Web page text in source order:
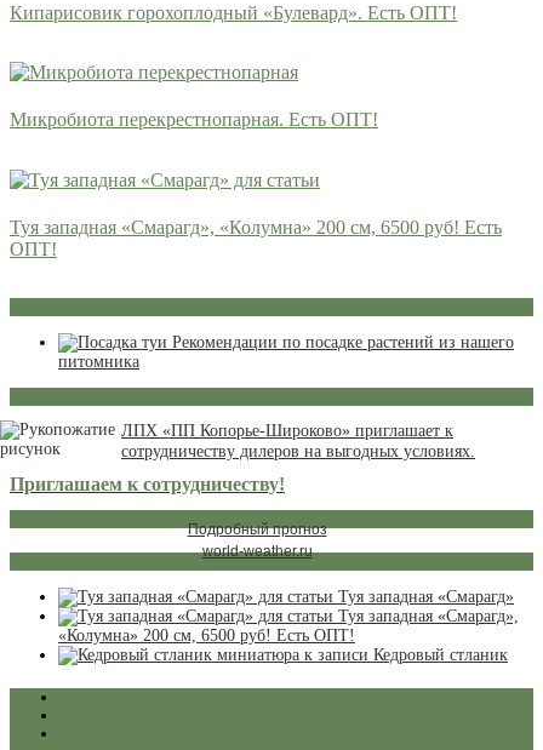
Кипарисовик горохоплодный «Булевард». Есть ОПТ!
Микробиота перекрестнопарная. Есть ОПТ!
Туя западная «Смарагд», «Колумна» 200 см, 6500 руб! Есть
ОПТ!
Рекомендации по посадке растений из нашего
питомника
ЛПХ «ПП Копорье-Широково» приглашает к
сотрудничеству дилеров на выгодных условиях.
Приглашаем к сотрудничеству!
Подробный прогноз
world-weather.ru
Туя западная «Смарагд»
Туя западная «Смарагд»,
«Колумна» 200 см, 6500 руб! Есть ОПТ!
Кедровый стланик